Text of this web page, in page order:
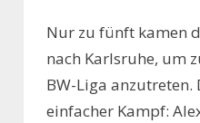
Nur zu fünft kamen
nach Karlsruhe, um
BW-Liga anzutreten.
einfacher Kampf: